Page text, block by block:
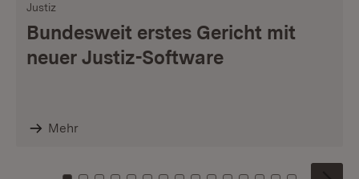
Justiz
Bundesweit erstes Gericht mit
neuer Justiz-Software
Mehr